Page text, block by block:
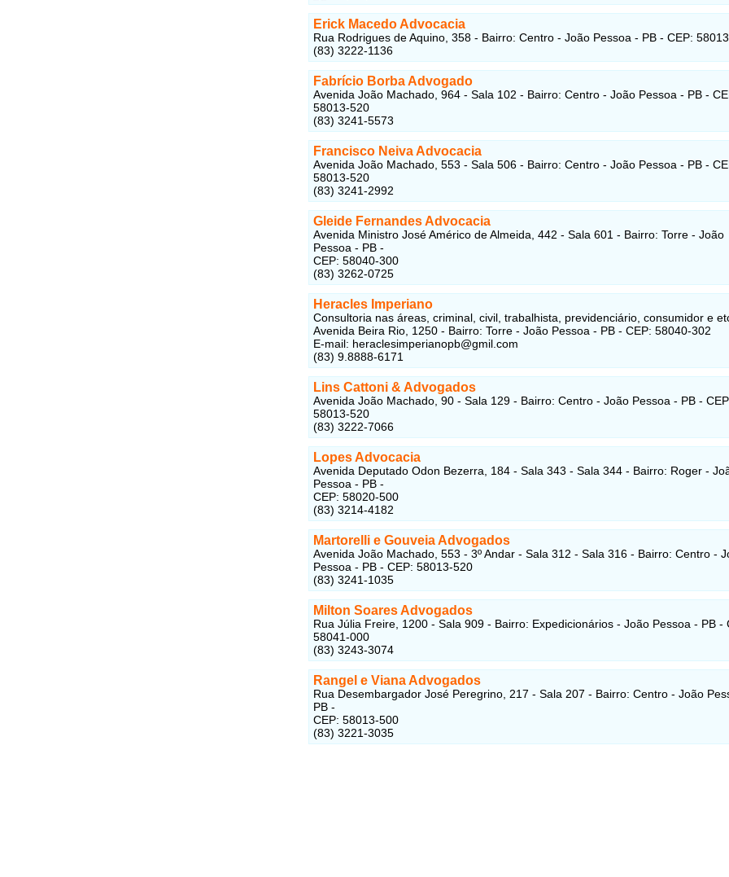
Erick Macedo Advocacia
Rua Rodrigues de Aquino, 358 - Bairro: Centro - João Pessoa - PB - CEP:
(83) 3222-1136
Fabrício Borba Advogado
Avenida João Machado, 964 - Sala 102 - Bairro: Centro - João Pessoa - PB -
58013-520
(83) 3241-5573
Francisco Neiva Advocacia
Avenida João Machado, 553 - Sala 506 - Bairro: Centro - João Pessoa - PB -
58013-520
(83) 3241-2992
Gleide Fernandes Advocacia
Avenida Ministro José Américo de Almeida, 442 - Sala 601 - Bairro: Torre - João
Pessoa - PB -
CEP: 58040-300
(83) 3262-0725
Heracles Imperiano
Consultoria nas áreas, criminal, civil, trabalhista, previdenciário, consumidor e
Avenida Beira Rio, 1250 - Bairro: Torre - João Pessoa - PB - CEP: 58040-302
E-mail: heraclesimperianopb@gmil.com
(83) 9.8888-6171
Lins Cattoni & Advogados
Avenida João Machado, 90 - Sala 129 - Bairro: Centro - João Pessoa - PB -
58013-520
(83) 3222-7066
Lopes Advocacia
Avenida Deputado Odon Bezerra, 184 - Sala 343 - Sala 344 - Bairro: Roger -
Pessoa - PB -
CEP: 58020-500
(83) 3214-4182
Martorelli e Gouveia Advogados
Avenida João Machado, 553 - 3º Andar - Sala 312 - Sala 316 - Bairro: Centro -
Pessoa - PB - CEP: 58013-520
(83) 3241-1035
Milton Soares Advogados
Rua Júlia Freire, 1200 - Sala 909 - Bairro: Expedicionários - João Pessoa - PB -
58041-000
(83) 3243-3074
Rangel e Viana Advogados
Rua Desembargador José Peregrino, 217 - Sala 207 - Bairro: Centro - João
PB -
CEP: 58013-500
(83) 3221-3035